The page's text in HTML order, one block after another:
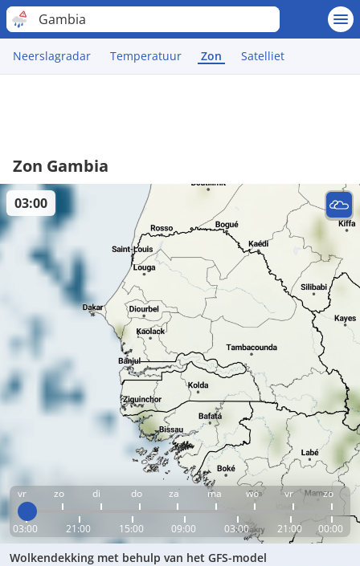
Gambia
Neerslagradar Temperatuur Zon Satelliet
Zon Gambia
vr zo di do za ma wo vr zo
03:00 21:00 15:00 09:00 03:00 21:00 00:00
03:00
Wolkendekking met behulp van het GFS-model